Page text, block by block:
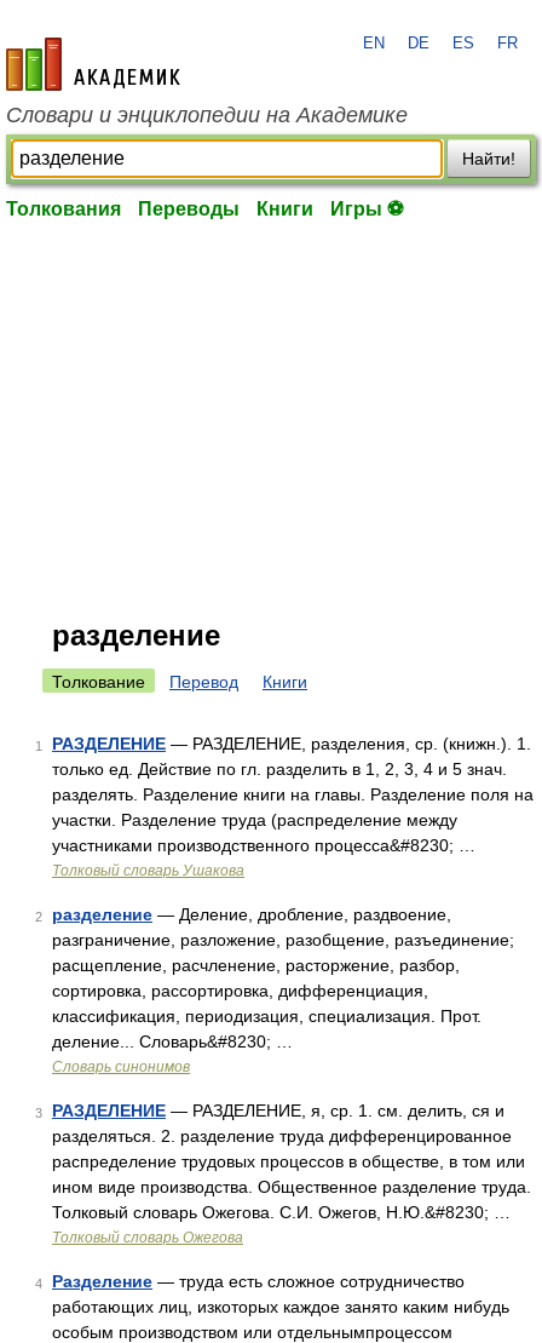
academic.ru
EN DE ES FR
Словари и энциклопедии на Академике
Найти!
Толкования Переводы Книги Игры ⚽
разделение
Толкование Перевод Книги
1 РАЗДЕЛЕНИЕ — РАЗДЕЛЕНИЕ, разделения, ср. (книжн.). 1.
только ед. Действие по гл. разделить в 1, 2, 3, 4 и 5 знач.
разделять. Разделение книги на главы. Разделение поля на
участки. Разделение труда (распределение между
участниками производственного процесса&#8230; …
Толковый словарь Ушакова
2 разделение — Деление, дробление, раздвоение,
разграничение, разложение, разобщение, разъединение;
расщепление, расчленение, расторжение, разбор,
сортировка, рассортировка, дифференциация,
классификация, периодизация, специализация. Прот.
деление... Словарь&#8230; …
Словарь синонимов
3 РАЗДЕЛЕНИЕ — РАЗДЕЛЕНИЕ, я, ср. 1. см. делить, ся и
разделяться. 2. разделение труда дифференцированное
распределение трудовых процессов в обществе, в том или
ином виде производства. Общественное разделение труда.
Толковый словарь Ожегова. С.И. Ожегов, Н.Ю.&#8230; …
Толковый словарь Ожегова
4 Разделение — труда есть сложное сотрудничество
работающих лиц, изкоторых каждое занято каким нибудь
особым производством или отдельнымпроцессом